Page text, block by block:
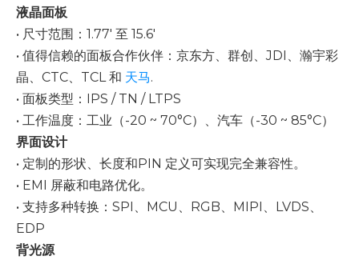
液晶面板
• 尺寸范围：1.77' 至 15.6'
• 值得信赖的面板合作伙伴：京东方、群创、JDI、瀚宇彩
晶、CTC、TCL 和 天马.
• 面板类型：IPS / TN / LTPS
• 工作温度：工业（-20 ~ 70°C）、汽车（-30 ~ 85°C）
界面设计
• 定制的形状、长度和PIN 定义可实现完全兼容性。
• EMI 屏蔽和电路优化。
• 支持多种转换：SPI、MCU、RGB、MIPI、LVDS、
EDP
背光源